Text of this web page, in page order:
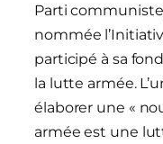
Parti
nommée
participé à sa
la lutte armée.
élaborer une «
armée est une